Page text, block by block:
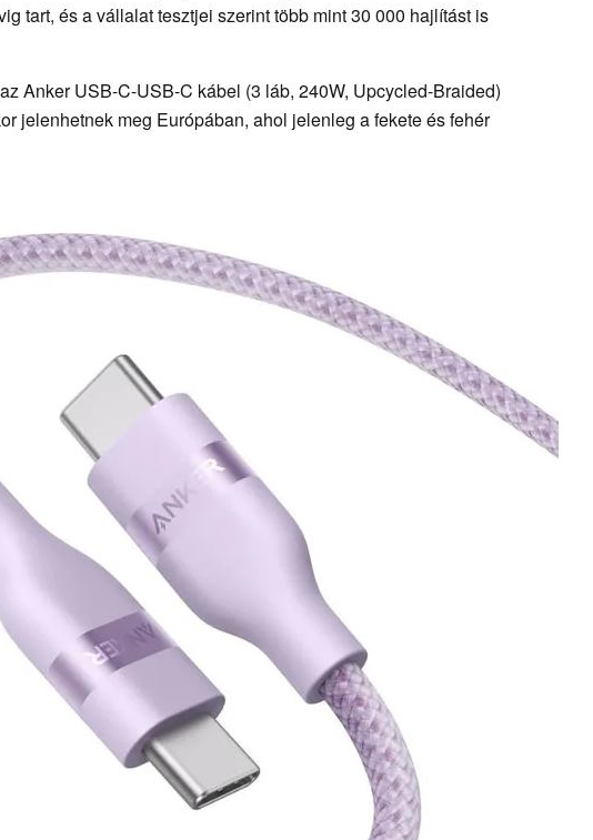
tart, és a vállalat tesztjei szerint több mint 30 000 hajlítást is
Anker USB-C-USB-C kábel (3 láb, 240W, Upcycled-Braided)
jelenhetnek meg Európában, ahol jelenleg a fekete és fehér